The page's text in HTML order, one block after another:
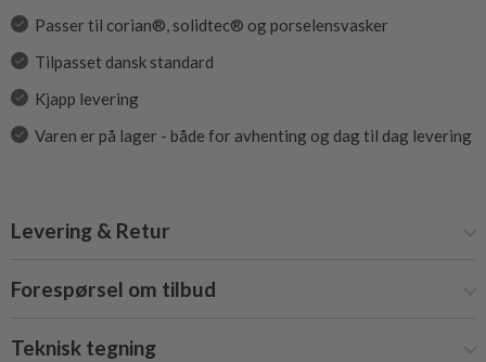
Passer til corian®, solidtec® og porselensvasker
Tilpasset dansk standard
Kjapp levering
Varen er på lager - både for avhenting og dag til dag levering
Levering & Retur
Forespørsel om tilbud
Teknisk tegning